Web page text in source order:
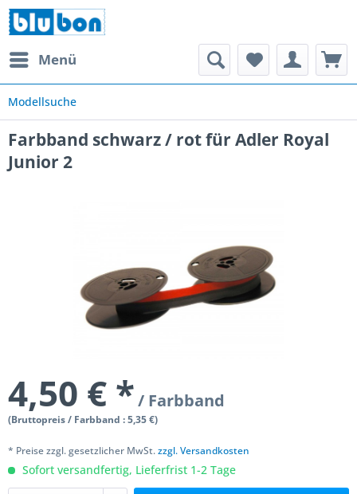
Menü
Modellsuche
Farbband schwarz / rot für Adler Royal
Junior 2
4,50 € */ Farbband
(Bruttopreis / Farbband : 5,35 €)
* Preise zzgl. gesetzlicher MwSt.zzgl. Versandkosten
Sofort versandfertig, Lieferfrist 1-2 Tage